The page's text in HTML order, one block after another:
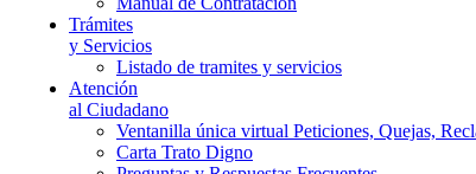
Trámites
y Servicios
Listado de tramites y servicios
Atención
al Ciudadano
Ventanilla única virtual Peticiones, Quejas,
Carta Trato Digno